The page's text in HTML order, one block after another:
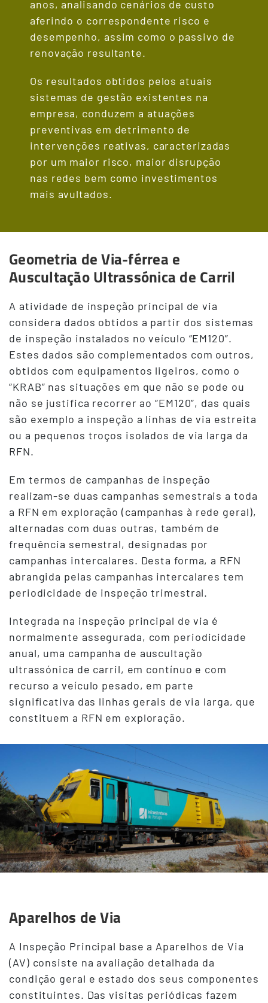
anos, analisando cenários de custo
aferindo o correspondente risco e
desempenho, assim como o passivo de
renovação resultante.
Os resultados obtidos pelos atuais
sistemas de gestão existentes na
empresa, conduzem a atuações
preventivas em detrimento de
intervenções reativas, caracterizadas
por um maior risco, maior disrupção
nas redes bem como investimentos
mais avultados.
Terceiro
Conteudo
Geometria de Via-férrea e
Auscultação Ultrassónica de Carril
A atividade de inspeção principal de via
considera dados obtidos a partir dos sistemas
de inspeção instalados no veículo “EM120”.
Estes dados são complementados com outros,
obtidos com equipamentos ligeiros, como o
“KRAB” nas situações em que não se pode ou
não se justifica recorrer ao “EM120”, das quais
são exemplo a inspeção a linhas de via estreita
ou a pequenos troços isolados de via larga da
RFN.
Em termos de campanhas de inspeção
realizam-se duas campanhas semestrais a toda
a RFN em exploração (campanhas à rede geral),
alternadas com duas outras, também de
frequência semestral, designadas por
campanhas intercalares. Desta forma, a RFN
abrangida pelas campanhas intercalares tem
periodicidade de inspeção trimestral.
Integrada na inspeção principal de via é
normalmente assegurada, com periodicidade
anual, uma campanha de auscultação
ultrassónica de carril, em contínuo e com
recurso a veículo pesado, em parte
significativa das linhas gerais de via larga, que
constituem a RFN em exploração.
Aparelhos de Via
A Inspeção Principal base a Aparelhos de Via
(AV) consiste na avaliação detalhada da
condição geral e estado dos seus componentes
constituintes. Das visitas periódicas fazem